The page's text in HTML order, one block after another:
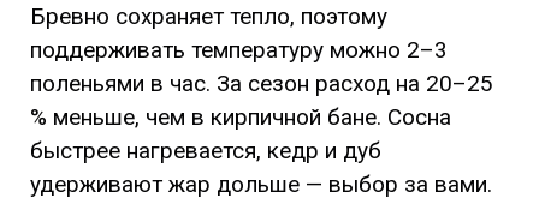
Бревно сохраняет тепло, поэтому
поддерживать температуру можно 2–3
поленьями в час. За сезон расход на 20–25
% меньше, чем в кирпичной бане. Сосна
быстрее нагревается, кедр и дуб
удерживают жар дольше — выбор за вами.